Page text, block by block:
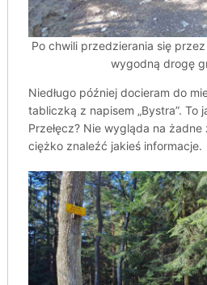
Po chwili przedzierania się
wygodną drogę
Niedługo później docieram do
tabliczką z napisem „Bystra”. To
Przełęcz? Nie wygląda na
ciężko znaleźć jakieś informacje.